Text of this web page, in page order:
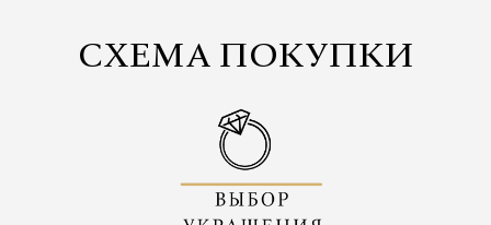
СХЕМА ПОКУПКИ